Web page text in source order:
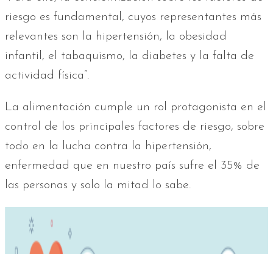
riesgo es fundamental, cuyos representantes más
relevantes son la hipertensión, la obesidad
infantil, el tabaquismo, la diabetes y la falta de
actividad física”.
La alimentación cumple un rol protagonista en el
control de los principales factores de riesgo, sobre
todo en la lucha contra la hipertensión,
enfermedad que en nuestro país sufre el 35% de
las personas y solo la mitad lo sabe.